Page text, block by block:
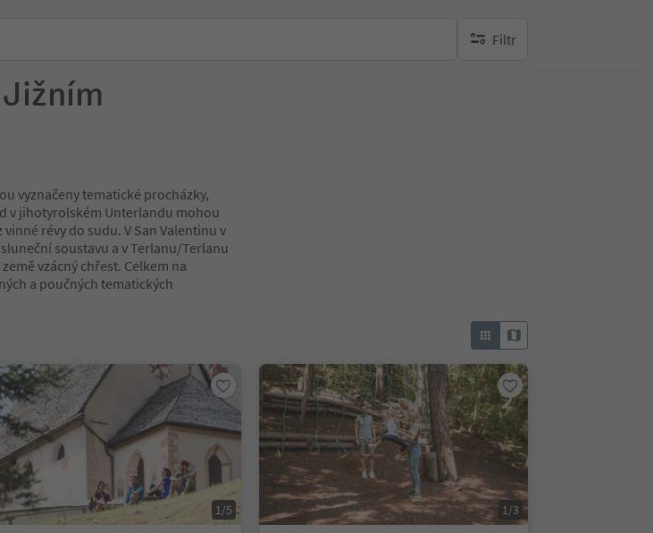
Filtr
brak aktywnych filtrów
vyznačeny tematické procházky,
v jihotyrolském Unterlandu mohou
révy do sudu. V San Valentinu v
soustavu a v Terlanu/Terlanu
vzácný chřest. Celkem na
a poučných tematických
1/5 1/3